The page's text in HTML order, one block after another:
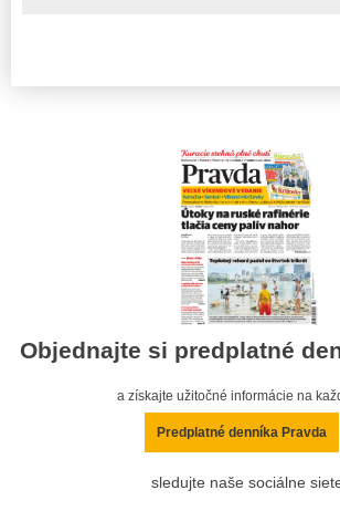
Objednajte si predplatné
a získajte užitočné informácie na
Predplatné denníka Pravda
sledujte naše sociálne